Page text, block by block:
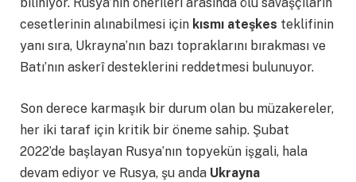
cesetlerinin alınabilmesi için kısmı ateşkes teklifinin
yanı sıra, Ukrayna’nın bazı topraklarını bırakması ve
Batı’nın askerî desteklerini reddetmesi bulunuyor.
Son derece karmaşık bir durum olan bu müzakereler,
her iki taraf için kritik bir öneme sahip. Şubat
2022’de başlayan Rusya’nın topyekün işgali, hala
devam ediyor ve Rusya, şu anda Ukrayna